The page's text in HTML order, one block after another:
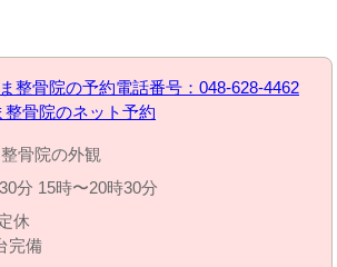
休
完備